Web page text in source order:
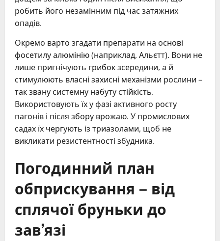
робить його незамінним під час затяжних
опадів.
Окремо варто згадати препарати на основі
фосетилу алюмінію (наприклад, Альєтт). Вони не
лише пригнічують грибок зсередини, а й
стимулюють власні захисні механізми рослини –
так звану системну набуту стійкість.
Використовують їх у фазі активного росту
пагонів і після збору врожаю. У промислових
садах їх чергують із триазолами, щоб не
викликати резистентності збудника.
Погодинний план
обприскування – від
сплячої бруньки до
зав’язі